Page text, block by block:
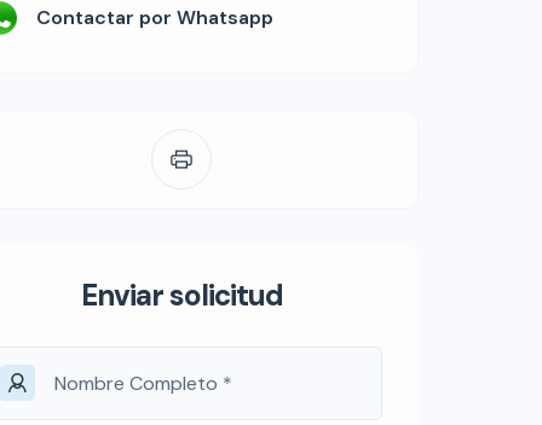
Contactar por Whatsapp
Enviar solicitud